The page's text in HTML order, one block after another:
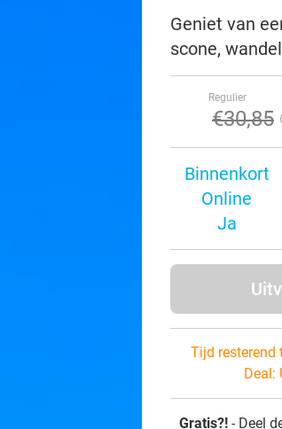
Geniet van
scone,
Regulier
€30,85
Binnenkort
Online
Ja
Tijd resterend
Deal:
Gratis?! - Deel